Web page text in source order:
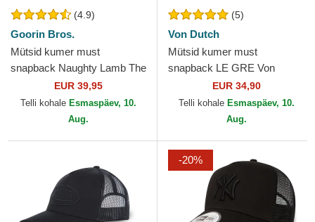
(4.9)
Goorin Bros.
Mütsid kumer must
snapback Naughty Lamb The
Farm Goorin Bros.
EUR 39,95
Telli kohale Esmaspäev, 10.
Aug.
(5)
Von Dutch
Mütsid kumer must
snapback LE GRE Von
EUR 34,90
Telli kohale Esmaspäev, 10.
Aug.
-20%